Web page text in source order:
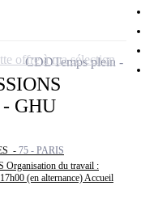
- GHU
- 75 - PARIS
Organisation du travail :
(en alternance) Accueil
CDDTemps plein
offre à ma sélection